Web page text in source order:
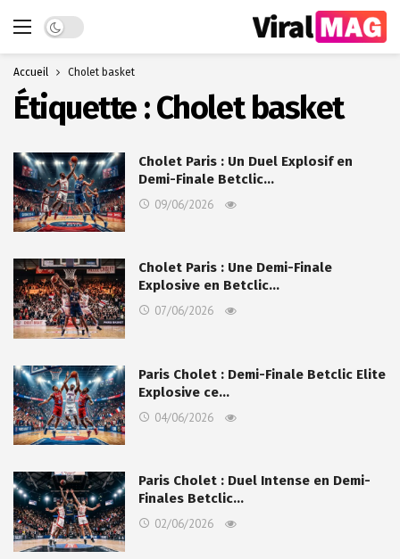
Dark mode
Accueil Cholet basket
Étiquette :Cholet basket
Cholet Paris : Un Duel Explosif en
Demi-Finale Betclic…
09/06/2026
Cholet Paris : Une Demi-Finale
Explosive en Betclic…
07/06/2026
Paris Cholet : Demi-Finale Betclic Elite
Explosive ce…
04/06/2026
Paris Cholet : Duel Intense en Demi-
Finales Betclic…
02/06/2026